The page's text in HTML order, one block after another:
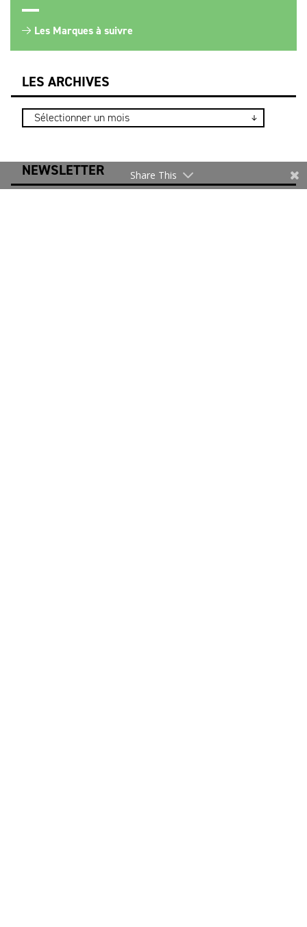
Les Marques à suivre
LES ARCHIVES
NEWSLETTER Share This